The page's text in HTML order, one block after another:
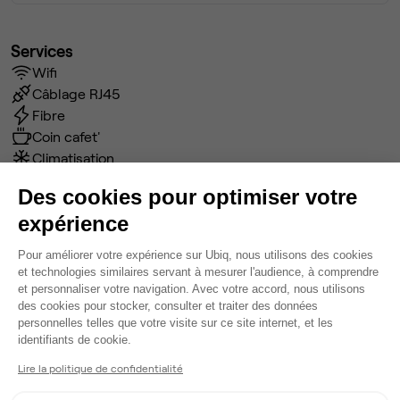
Services
Wifi
Câblage RJ45
Fibre
Coin cafet'
Climatisation
Espace détente
Ménage
Imprimante
Voir plus
Ma sélection de bureau
Bureau privé
Des cookies pour optimiser votre
expérience
Plateforme de Gestion du
Pour améliorer votre expérience sur Ubiq, nous utilisons des cookies
et technologies similaires servant à mesurer l'audience, à comprendre
et personnaliser votre navigation. Avec votre accord, nous utilisons
des cookies pour stocker, consulter et traiter des données
personnelles telles que votre visite sur ce site internet, et les
identifiants de cookie.
Lire la politique de confidentialité